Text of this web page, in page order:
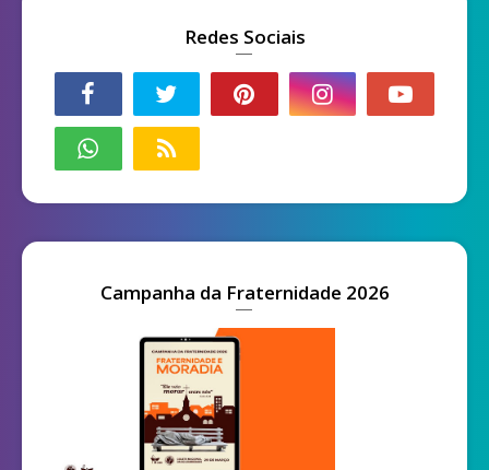
Redes Sociais
Campanha da Fraternidade 2026